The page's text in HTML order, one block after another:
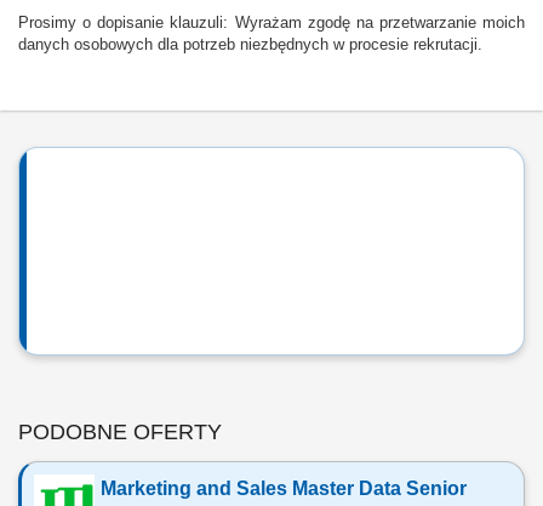
Prosimy o dopisanie klauzuli: Wyrażam zgodę na przetwarzanie moich
danych osobowych dla potrzeb niezbędnych w procesie rekrutacji.
PODOBNE OFERTY
Marketing and Sales Master Data Senior